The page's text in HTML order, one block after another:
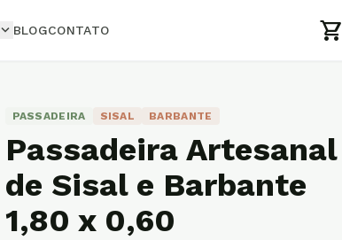
expand_more BLOGCONTATO shopping_cart
PASSADEIRA SISAL BARBANTE
Passadeira Artesanal
de Sisal e Barbante
1,80 x 0,60